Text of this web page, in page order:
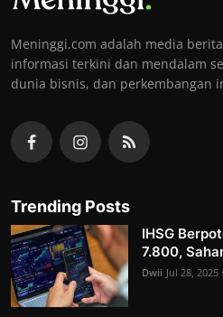
Meninggi.com adalah media
informasi terkini dan mendalam
dunia bisnis, dan perkembangan
Trending Posts
IHSG
7.800,
Dwii Jul 28, 2025